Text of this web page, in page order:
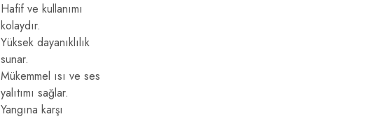
Hafif ve kullanımı
kolaydır.
Yüksek dayanıklılık
sunar.
Mükemmel ısı ve ses
yalıtımı sağlar.
Yangına karşı